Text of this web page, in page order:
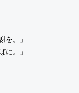
を。」
に。」